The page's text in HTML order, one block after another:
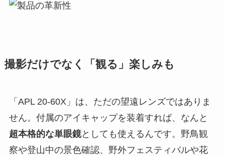
撮影だけでなく「観る」楽しみも
「APL 20-60X」は、ただの望遠レンズではありま
せん。付属のアイキャップを装着すれば、なんと
超本格的な単眼鏡としても使えるんです。野鳥観
察や登山中の景色確認、野外フェスティバルや花